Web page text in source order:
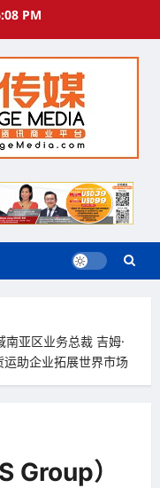
PM
亚区业务总裁 吉姆·
运助企业拓展世界市场
Group）